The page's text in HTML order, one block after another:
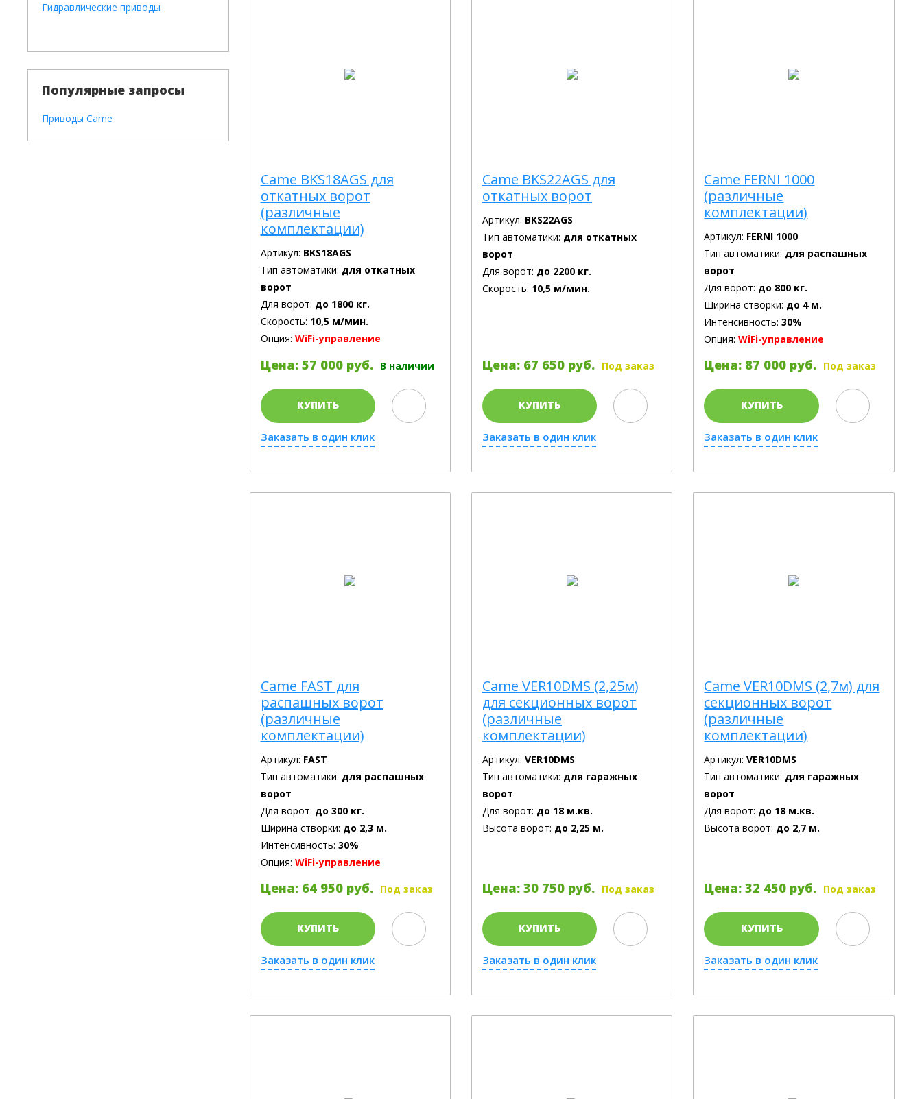
Гидравлические приводы
Популярные запросы
Приводы Came
Came BKS18AGS для
откатных ворот
(различные
комплектации)
Артикул: BKS18AGS
Тип автоматики: для откатных
ворот
Для ворот: до 1800 кг.
Скорость: 10,5 м/мин.
Опция: WiFi-управление
Цена: 57 000 руб. В наличии
КУПИТЬ
Заказать в один клик
Came BKS22AGS для
откатных ворот
Артикул: BKS22AGS
Тип автоматики: для откатных
ворот
Для ворот: до 2200 кг.
Скорость: 10,5 м/мин.
Цена: 67 650 руб. Под заказ
КУПИТЬ
Заказать в один клик
Came FERNI 1000
(различные
комплектации)
Артикул: FERNI 1000
Тип автоматики: для распашных
ворот
Для ворот: до 800 кг.
Ширина створки: до 4 м.
Интенсивность:30%
Опция:WiFi-управление
Цена: 87 000 руб. Под заказ
КУПИТЬ
Заказать в один клик
Came FAST для
распашных ворот
(различные
комплектации)
Артикул: FAST
Тип автоматики: для распашных
ворот
Для ворот: до 300 кг.
Ширина створки: до 2,3 м.
Интенсивность: 30%
Опция: WiFi-управление
Цена: 64 950 руб. Под заказ
КУПИТЬ
Заказать в один клик
Came VER10DMS (2,25м)
для секционных ворот
(различные
комплектации)
Артикул: VER10DMS
Тип автоматики: для гаражных
ворот
Для ворот: до 18 м.кв.
Высота ворот: до 2,25 м.
Цена: 30 750 руб. Под заказ
КУПИТЬ
Заказать в один клик
Came VER10DMS (2,7м) для
секционных ворот
(различные
комплектации)
Артикул:VER10DMS
Тип автоматики: для гаражных
ворот
Для ворот: до 18 м.кв.
Высота ворот: до 2,7 м.
Цена: 32 450 руб. Под заказ
КУПИТЬ
Заказать в один клик